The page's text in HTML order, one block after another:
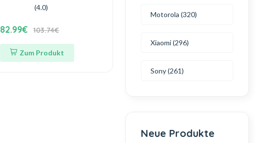
(4.0)
82.99€ 103.74€
Zum Produkt
Motorola (320)
Xiaomi (296)
Sony (261)
Neue Produkte